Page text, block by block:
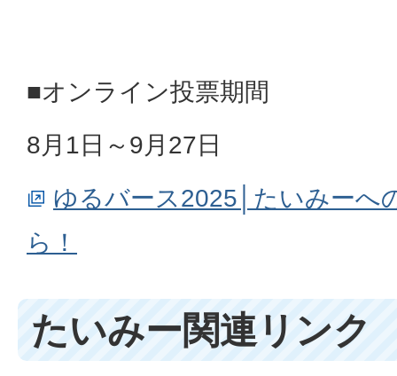
■オンライン投票期間
8月1日～9月27日
ゆるバース2025│たいみーへ
ら！
たいみー関連リンク